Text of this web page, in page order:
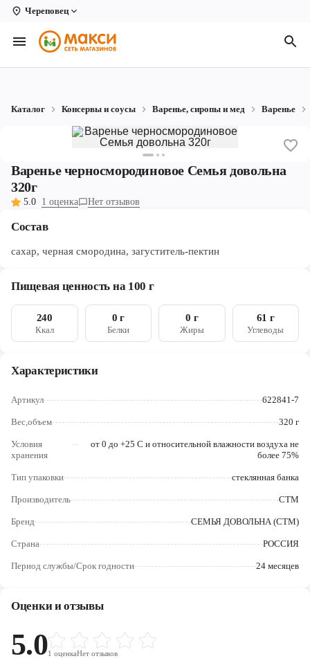
Череповец
Вологда
Архангельск
Коряжма
Котлас
Новодвинск
Рыбинск
Северодвинск
Череповец
Ярославль
Каталог Консервы и соусы Варенье, сиропы и мед Варенье
Варенье черносмородиновое Семья довольна
320г
5.0 1 оценка Нет отзывов
Состав
сахар, черная смородина, загуститель-пектин
Пищевая ценность на 100 г
240
Ккал
0 г
Белки
0 г
Жиры
61 г
Углеводы
Характеристики
Артикул 622841-7
Вес,объем 320 г
Условия
хранения
от 0 до +25 С и относительной влажности воздуха не
более 75%
Тип упаковки стеклянная банка
Производитель СТМ
Бренд СЕМЬЯ ДОВОЛЬНА (СТМ)
Страна РОССИЯ
Период службы/Срок годности 24 месяцев
Оценки и отзывы
5.01 оценкаНет отзывов